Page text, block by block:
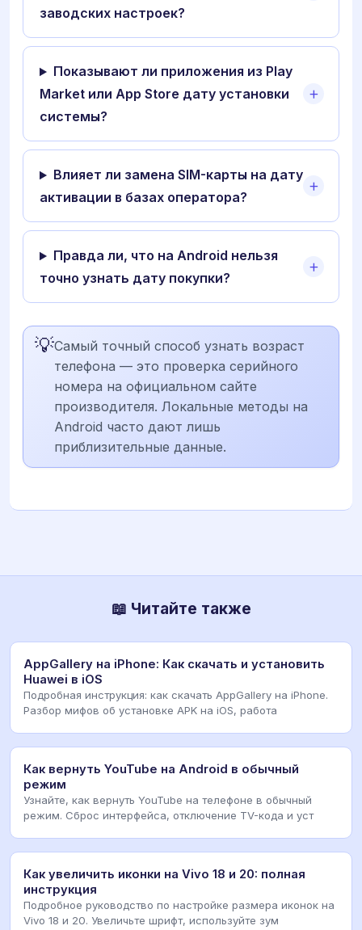
заводских настроек?
Показывают ли приложения из Play
Market или App Store дату установки
системы?
Влияет ли замена SIM-карты на дату
активации в базах оператора?
Правда ли, что на Android нельзя
точно узнать дату покупки?
💡Самый точный способ узнать возраст
телефона — это проверка серийного
номера на официальном сайте
производителя. Локальные методы на
Android часто дают лишь
приблизительные данные.
📖 Читайте также
AppGallery на iPhone: Как скачать и установить
Huawei в iOS
Подробная инструкция: как скачать AppGallery на iPhone.
Разбор мифов об установке APK на iOS, работа
Как вернуть YouTube на Android в обычный
режим
Узнайте, как вернуть YouTube на телефоне в обычный
режим. Сброс интерфейса, отключение TV-кода и уст
Как увеличить иконки на Vivo 18 и 20: полная
инструкция
Подробное руководство по настройке размера иконок на
Vivo 18 и 20. Увеличьте шрифт, используйте зум